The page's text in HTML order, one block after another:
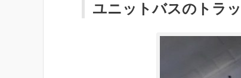
ユニットバスのトラ